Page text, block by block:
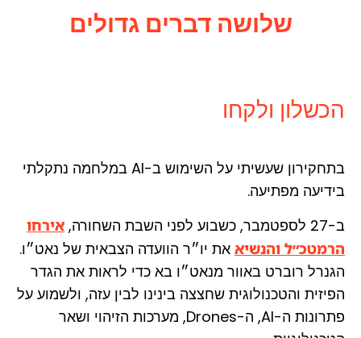
שלושה דברים גדולים
הכשלון ולקחו
בתחקירון שעשיתי על השימוש ב-AI במלחמה נתקלתי
בידיעה מפתיעה.
ב-27 לספטמבר, כשבוע לפני השבת השחורה,
אירחו
הרמטכ״ל והנשיא את יו״ר הוועדה הצבאית של נאט״ו.
הגנרל רוברט באוור מנאט״ו בא כדי לראות את הגדר
הפיזית והטכנולוגית שחצצה בינינו לבין עזה, ולשמוע על
פתרונות ה-AI, ה-Drones, מערכות הזיהוי ושאר